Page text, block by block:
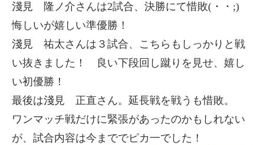
淺見 隆ノ介さんは2試合、決勝にて惜敗(・・;)
悔しいが嬉しい準優勝！
淺見 祐太さんは３試合、こちらもしっかりと戦
い抜きました！ 良い下段回し蹴りを見せ、嬉し
い初優勝！
最後は淺見 正直さん。延長戦を戦うも惜敗。
ワンマッチ戦だけに緊張があったのかもしれない
が、試合内容は今まででピカ一でした！